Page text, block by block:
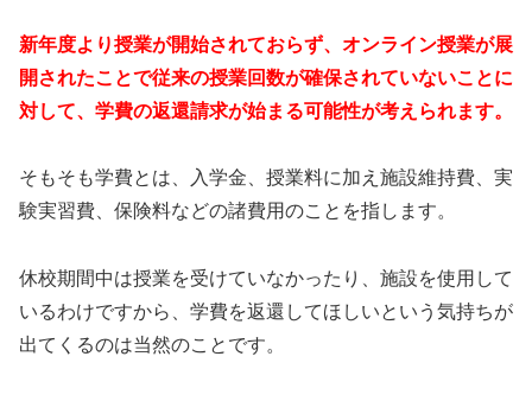
新年度より授業が開始されておらず、オンライン授業が展
開されたことで従来の授業回数が確保されていないことに
対して、学費の返還請求が始まる可能性が考えられます。
そもそも学費とは、入学金、授業料に加え施設維持費、実
験実習費、保険料などの諸費用のことを指します。
休校期間中は授業を受けていなかったり、施設を使用して
いるわけですから、学費を返還してほしいという気持ちが
出てくるのは当然のことです。